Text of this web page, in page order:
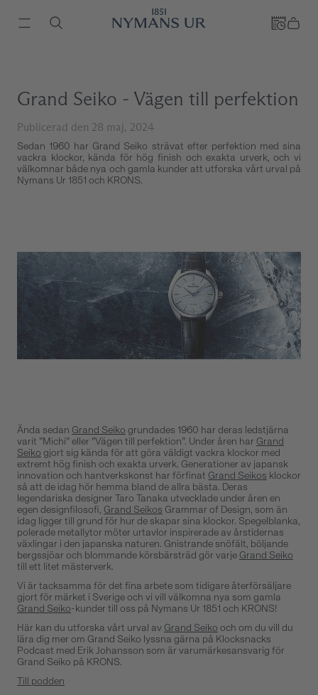
Grand Seiko - Vägen till perfektion
Publicerad den 28 maj, 2024
Sedan 1960 har Grand Seiko strävat efter perfektion med sina
vackra klockor, kända för hög finish och exakta urverk, och vi
välkomnar både nya och gamla kunder att utforska vårt urval på
Nymans Ur 1851 och KRONS.
Ända sedan Grand Seiko grundades 1960 har deras ledstjärna
varit ”Michi” eller ”Vägen till perfektion”. Under åren har Grand
Seiko gjort sig kända för att göra väldigt vackra klockor med
extremt hög finish och exakta urverk. Generationer av japansk
innovation och hantverkskonst har förfinat Grand Seikos klockor
så att de idag hör hemma bland de allra bästa. Deras
legendariska designer Taro Tanaka utvecklade under åren en
egen designfilosofi, Grand Seikos Grammar of Design, som än
idag ligger till grund för hur de skapar sina klockor. Spegelblanka,
polerade metallytor möter urtavlor inspirerade av årstidernas
växlingar i den japanska naturen. Gnistrande snöfält, böljande
bergssjöar och blommande körsbärsträd gör varje Grand Seiko
till ett litet mästerverk.
Vi är tacksamma för det fina arbete som tidigare återförsäljare
gjort för märket i Sverige och vi vill välkomna nya som gamla
Grand Seiko-kunder till oss på Nymans Ur 1851 och KRONS!
Här kan du utforska vårt urval av Grand Seiko och om du vill du
lära dig mer om Grand Seiko lyssna gärna på Klocksnacks
Podcast med Erik Johansson som är varumärkesansvarig för
Grand Seiko på KRONS.
Till podden